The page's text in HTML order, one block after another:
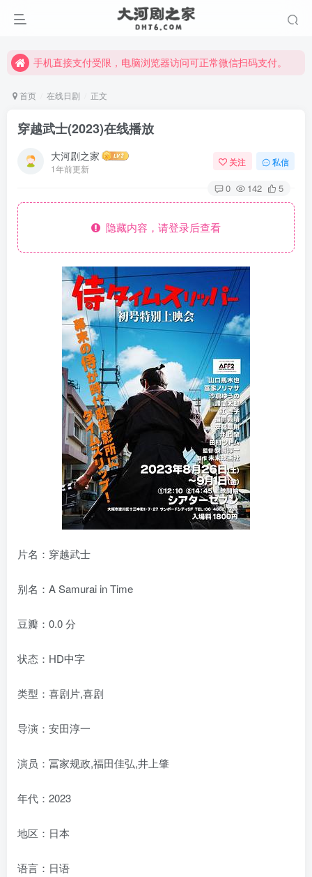
手机直接支付受限，电脑浏览器访问可正常微信扫码支付。
手机直接支付受限，电脑浏览器访问可正常微信扫码支付。
首页 在线日剧 正文
穿越武士(2023)在线播放
大河剧之家
1年前更新
关注 私信
0 142 5
隐藏内容，请登录后查看
片名：穿越武士
别名：A Samurai in Time
豆瓣：0.0 分
状态：HD中字
类型：喜剧片,喜剧
导演：安田淳一
演员：冨家规政,福田佳弘,井上肇
年代：2023
地区：日本
语言：日语